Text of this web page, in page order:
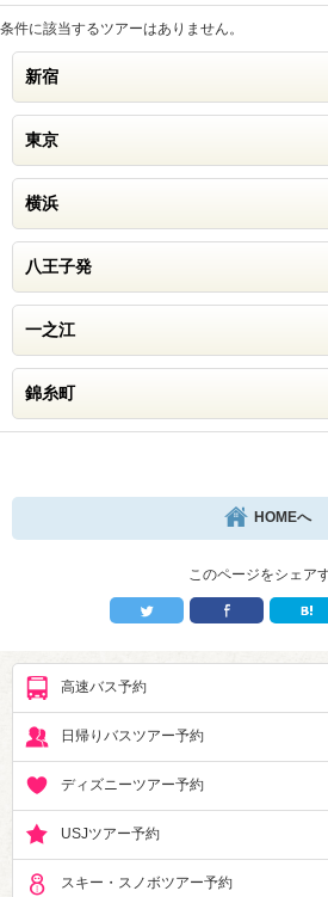
条件に該当するツアーはありません。
新宿
東京
横浜
八王子発
一之江
錦糸町
HOMEへ
このページをシェア
高速バス予約
日帰りバスツアー予約
ディズニーツアー予約
USJツアー予約
スキー・スノボツアー予約